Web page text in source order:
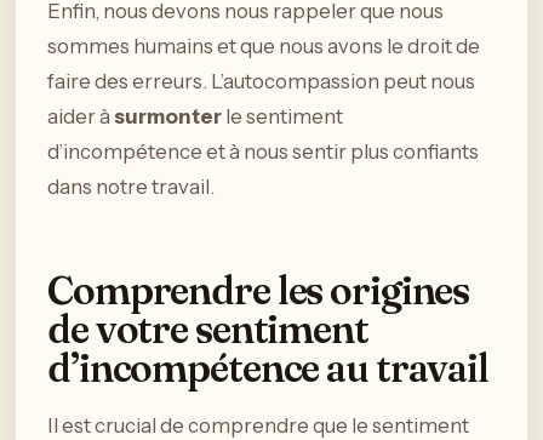
Enfin, nous devons nous rappeler que nous
sommes humains et que nous avons le droit de
faire des erreurs. L’autocompassion peut nous
aider àsurmonter le sentiment
d’incompétence et à nous sentir plus confiants
dans notre travail.
Comprendre les origines
de votre sentiment
d’incompétence au travail
Il est crucial de comprendre que le sentiment